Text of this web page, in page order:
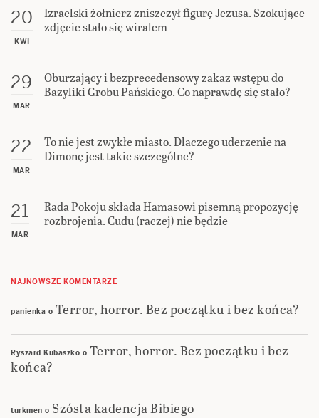
20
KWI
Izraelski żołnierz zniszczył figurę Jezusa. Szokujące
zdjęcie stało się wiralem
29
MAR
Oburzający i bezprecedensowy zakaz wstępu do
Bazyliki Grobu Pańskiego. Co naprawdę się stało?
22
MAR
To nie jest zwykłe miasto. Dlaczego uderzenie na
Dimonę jest takie szczególne?
21
MAR
Rada Pokoju składa Hamasowi pisemną propozycję
rozbrojenia. Cudu (raczej) nie będzie
NAJNOWSZE KOMENTARZE
panienka o Terror, horror. Bez początku i bez końca?
Ryszard Kubaszko o Terror, horror. Bez początku i bez
końca?
turkmen o Szósta kadencja Bibiego